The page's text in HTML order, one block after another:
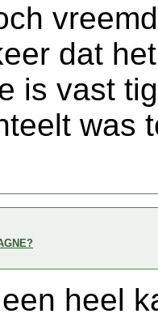
dat
is vast
was
heel